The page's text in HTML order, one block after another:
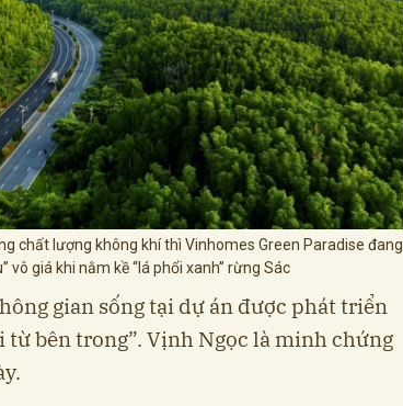
chất lượng không khí thì Vinhomes Green Paradise đang
vô giá khi nằm kề “lá phổi xanh” rừng Sác
gian sống tại dự án được phát triển
bên trong”. Vịnh Ngọc là minh chứng